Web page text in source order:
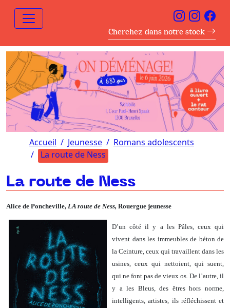
Cherchez dans notre stock
Accueil Jeunesse
Romans adolescents
La route de Ness
La route de Ness
Alice de Poncheville, LA route de Ness, Rouergue jeunesse
D’un côté il y a les Pâles, ceux qui
vivent dans les immeubles de béton de
la Ceinture, ceux qui travaillent dans les
usines, ceux qui nettoient, qui suent,
qui ne font pas de vieux os. De l’autre, il
y a les Bleus, des êtres hors norme,
intelligents, artistes, ils réfléchissent et